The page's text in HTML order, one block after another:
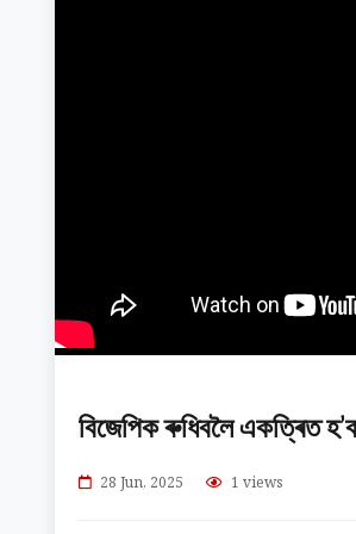
বিজেপিক ৰুধিবলৈ একত্ৰিত
28 Jun, 2025 1 views